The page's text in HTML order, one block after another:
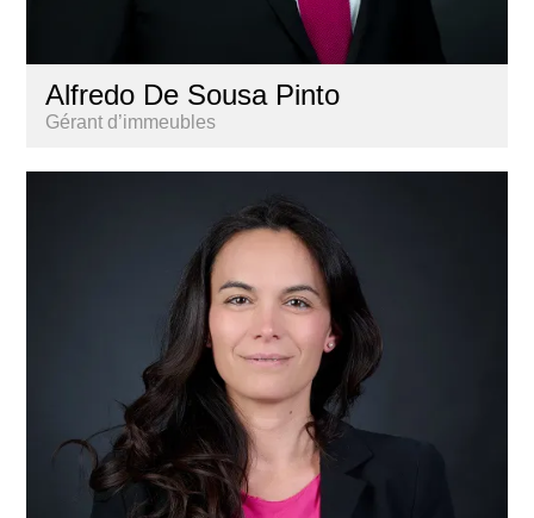
Alfredo De Sousa Pinto
Gérant d’immeubles